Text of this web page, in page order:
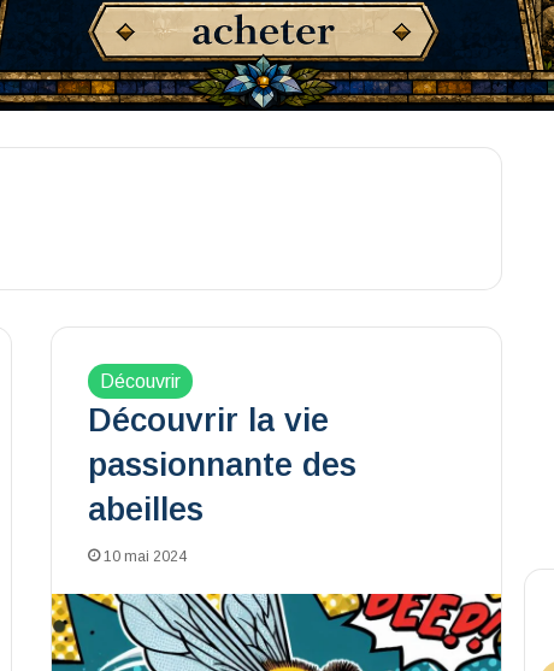
Découvrir
Découvrir la vie
passionnante des
abeilles
10 mai 2024